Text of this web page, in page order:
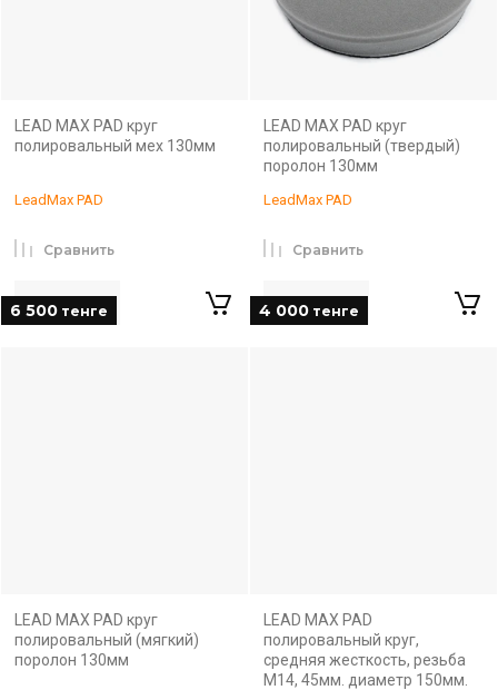
LEAD MAX PAD круг
полировальный мех 130мм
LeadMax PAD
6 500 тенге
Сравнить
LEAD MAX PAD круг
полировальный (твердый)
поролон 130мм
LeadMax PAD
4 000 тенге
Сравнить
LEAD MAX PAD круг
полировальный (мягкий)
поролон 130мм
LEAD MAX PAD
полировальный круг,
средняя жесткость, резьба
М14, 45мм. диаметр 150мм.